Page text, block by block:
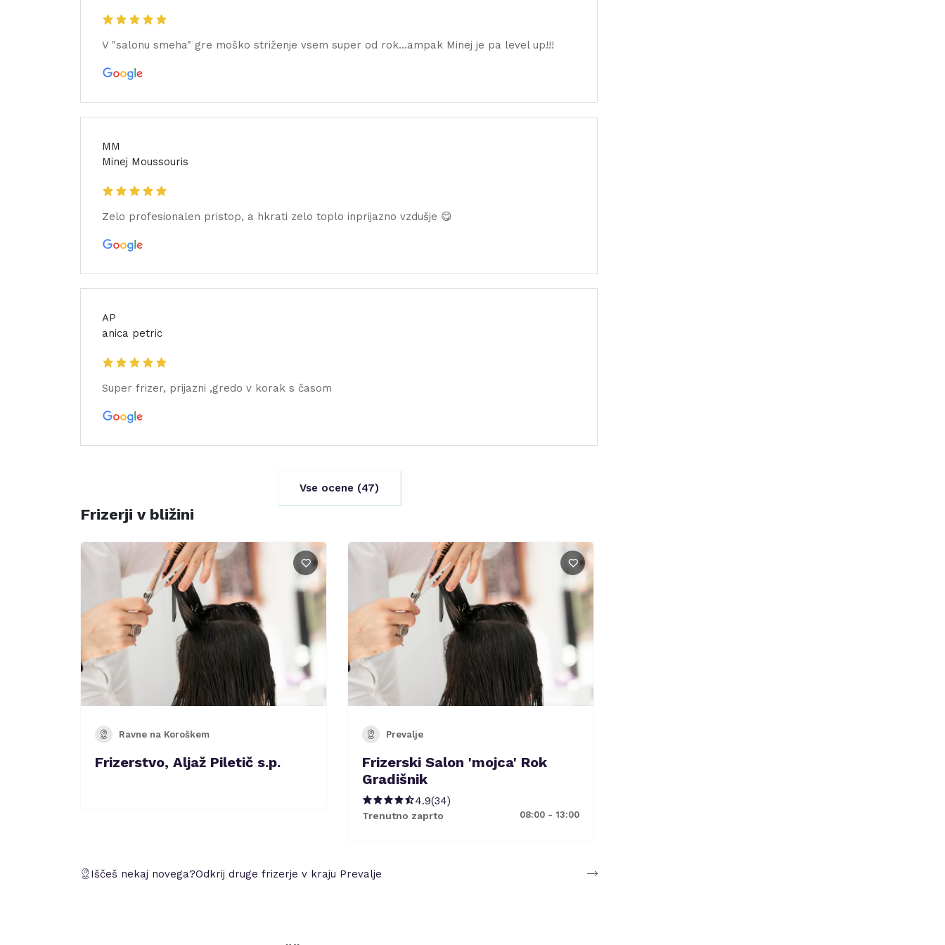
V "salonu smeha" gre moško striženje vsem super od rok...ampak Minej je pa level up!!!
MM
Minej Moussouris
Zelo profesionalen pristop, a hkrati zelo toplo inprijazno vzdušje 😋
AP
anica petric
Super frizer, prijazni ,gredo v korak s časom
Vse ocene (47)
Frizerji v bližini
Ravne na Koroškem
Frizerstvo, Aljaž Piletič s.p.
Prevalje
Frizerski Salon 'mojca' Rok
Gradišnik
4.9(34)
Trenutno zaprto 08:00 - 13:00
Iščeš nekaj novega?Odkrij druge frizerje v kraju Prevalje